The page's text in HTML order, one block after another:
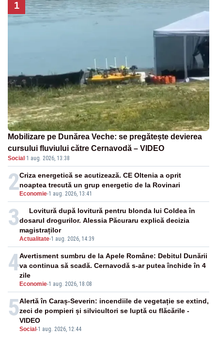
1
Mobilizare pe Dunărea Veche: se pregătește devierea
cursului fluviului către Cernavodă – VIDEO
Social ·1 aug. 2026, 13:38
2 Economie-1 aug. 2026, 13:41
Criza energetică se acutizează. CE Oltenia a oprit
noaptea trecută un grup energetic de la Rovinari
3
Actualitate-1 aug. 2026, 14:39
Lovitură după lovitură pentru blonda lui Coldea în
dosarul drogurilor. Alessia Păcuraru explică decizia
magistraților
4
Economie-1 aug. 2026, 18:08
Avertisment sumbru de la Apele Române: Debitul Dunării
va continua să scadă. Cernavodă s-ar putea închide în 4
zile
5
Social -1 aug. 2026, 12:44
Alertă în Caraș-Severin: incendiile de vegetație se extind,
zeci de pompieri și silvicultori se luptă cu flăcările -
VIDEO